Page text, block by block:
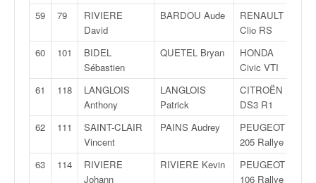
59
79
RIVIERE
David
BARDOU Aude
RENAULT
Clio RS
60
101
BIDEL
Sébastien
QUETEL Bryan
HONDA
Civic VTI
61
118
LANGLOIS
Anthony
LANGLOIS
Patrick
CITROËN
DS3 R1
62
111
SAINT-CLAIR
Vincent
PAINS Audrey
PEUGEOT
205 Rallye
63
114
RIVIERE
Johann
RIVIERE Kevin
PEUGEOT
106 Rallye